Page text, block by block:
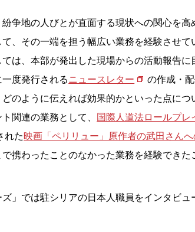
争地の人びとが直面する現状への関心を
、その一端を担う幅広い業務を経験させて
ては、本部が発出した現場からの活動報告
度発行されるニュースレター
の作成・
のように伝えれば効果的かといった点に
関連の業務として、
国際人道法ロールプ
れた映画「ペリリュー」原作者の武田さん
携わったことのなかった業務を経験できた
ズ」では駐シリアの日本人職員をインタビュ